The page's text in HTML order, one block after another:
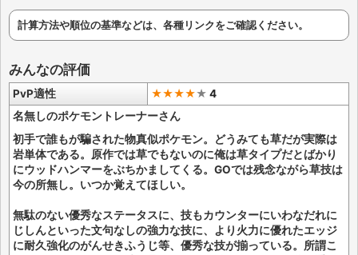
計算方法や順位の基準などは、各種リンクをご確認ください。
みんなの評価
PvP適性 ★★★★★ 4
名無しのポケモントレーナーさん
初手で誰もが騙された物真似ポケモン。どうみても草だが実際は
岩単体である。原作では草でもないのに俺は草タイプだとばかり
にウッドハンマーをぶちかましてくる。GOでは残念ながら草技は
今の所無し。いつか覚えてほしい。
無駄のない優秀なステータスに、技もカウンターにいわなだれに
じしんといった文句なしの強力な技に、より火力に優れたエッジ
に耐久強化のがんせきふうじ等、優秀な技が揃っている。所謂こ